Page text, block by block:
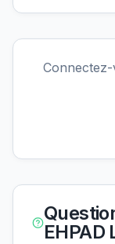
EHPAD